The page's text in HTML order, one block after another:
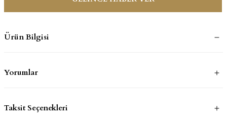
Ürün Bilgisi
Yorumlar
Taksit Seçenekleri